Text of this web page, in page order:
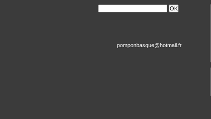
pomponbasque@hotmail.fr